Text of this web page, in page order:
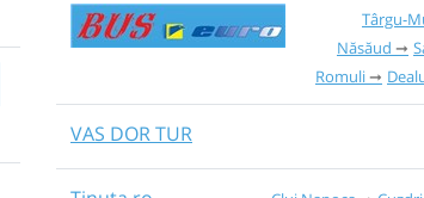
Târgu-
Năsăud
Romuli
VAS DOR TUR